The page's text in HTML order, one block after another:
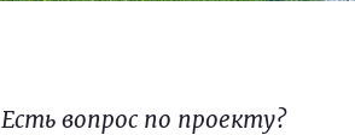
Есть вопрос по проекту?